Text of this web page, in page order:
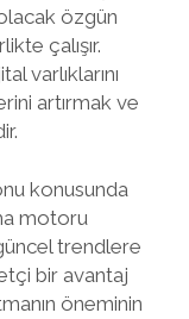
özgün
çalışır.
varlıklarını
artırmak ve
konusunda
motoru
trendlere
bir avantaj
öneminin